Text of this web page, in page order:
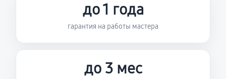
до 1 года
гарантия на работы мастера
до 3 мес